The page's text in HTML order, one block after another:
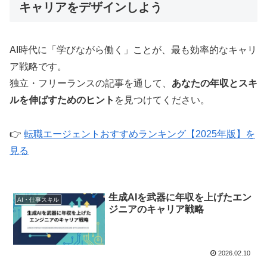
キャリアをデザインしよう
AI時代に「学びながら働く」ことが、最も効率的なキャリ
ア戦略です。
独立・フリーランスの記事を通して、 あなたの年収とスキ
ルを伸ばすためのヒント を見つけてください。
👉 転職エージェントおすすめランキング【2025年版】を
見る
AI・仕事スキル
生成AIを武器に年収を上げたエン
ジニアのキャリア戦略
2026.02.10